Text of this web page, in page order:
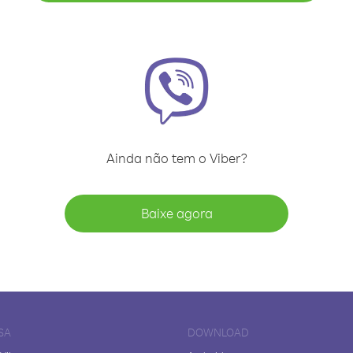
Ainda não tem o Viber?
Baixe agora
DOWNLOAD